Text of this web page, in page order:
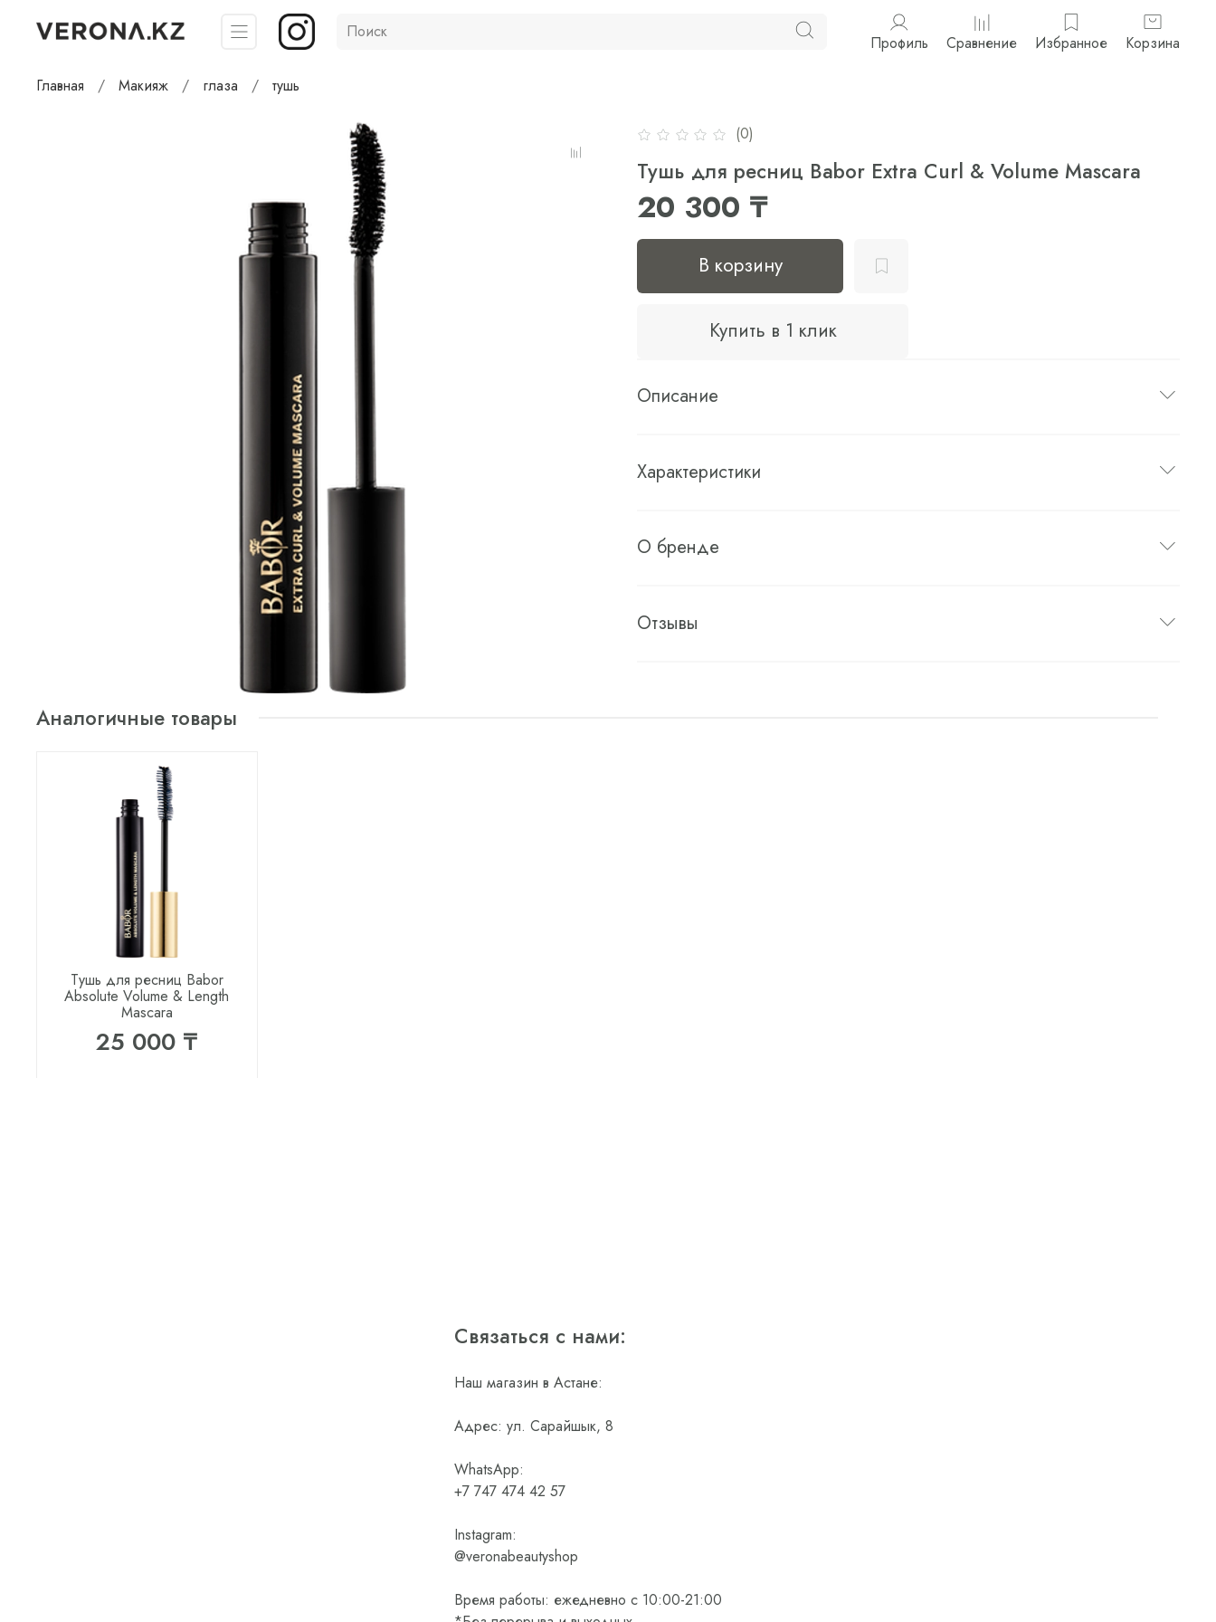
Профиль Сравнение Избранное Корзина
Главная Макияж глаза тушь
(0)
Тушь для ресниц Babor Extra Curl & Volume Mascara
20 300 ₸
В корзину
Купить в 1 клик
Описание
Характеристики
О бренде
Отзывы
Аналогичные товары
Тушь для ресниц Babor
Absolute Volume & Length
Mascara
25 000 ₸
Связаться с нами:
Наш магазин в Астане:
Адрес: ул. Сарайшык, 8
WhatsApp:
+7 747 474 42 57
Instagram:
@veronabeautyshop
Время работы: ежедневно с 10:00-21:00